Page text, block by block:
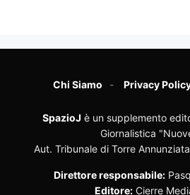
Chi Siamo Privacy
SpazioJ è un supplemento
Giornalistica
Aut. Tribunale di Torre
Direttore responsabile:
Editore: Cierre